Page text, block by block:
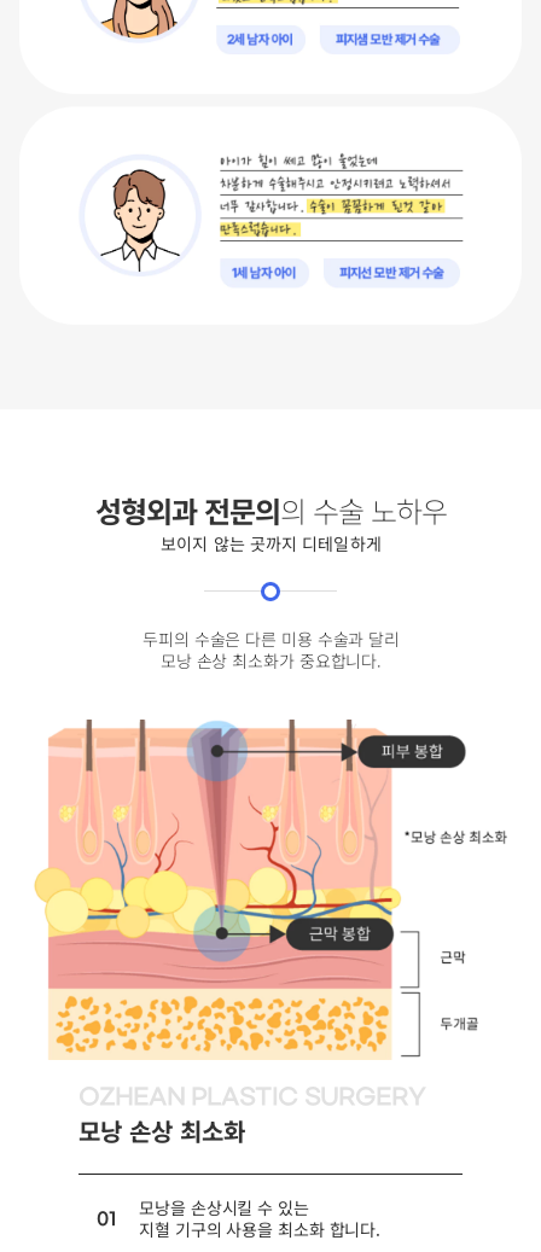
성형외과 전문의의 수술 노하우
보이지 않는 곳까지 디테일하게
두피의 수술은 다른 미용 수술과 달리
모낭 손상 최소화가 중요합니다.
OZHEAN PLASTIC SURGERY
모낭 손상 최소화
01
모낭을 손상시킬 수 있는
지혈 기구의 사용을 최소화 합니다.